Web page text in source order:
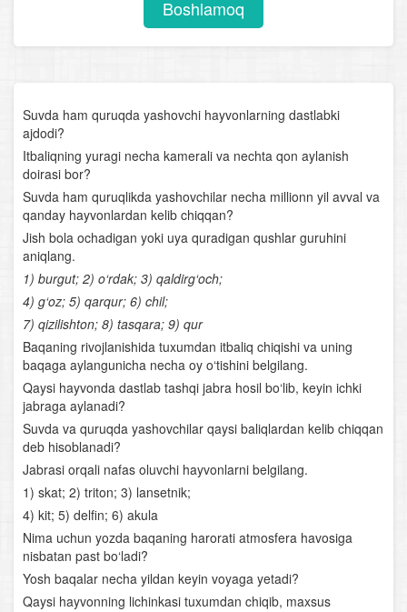
Qishloq xo‘jalik o‘simliklari
O‘zbekiston o‘simlik boyligi
O‘simlik dunyosining muhofazasi
O‘simliklar evolyutsiyasi
Boshoyoqli mollyuskalar
Bo‘g‘imoyoqlilar tipi
Foydali hasharotlar
Xordalilar tipi
Lantsetnik
Umurtqasiz va umurtqalilar (xordalilar) ning qon
aylanish sistemasi
Nerv sistemasi va sezgi organlari
Baliqlar sinfi
Baliqlarning ko‘payishi
Boshlamoq
Suvda ham quruqda yashovchi hayvonlarning dastlabki
ajdodi?
Itbaliqning yuragi necha kamerali va nechta qon aylanish
doirasi bor?
Suvda ham quruqlikda yashovchilar necha millionn yil avval va
qanday hayvonlardan kelib chiqqan?
Jish bola ochadigan yoki uya quradigan qushlar guruhini
aniqlang.
1) burgut; 2) o‘rdak; 3) qaldirg‘och;
4) g‘oz; 5) qarqur; 6) chil;
7) qizilishton; 8) tasqara; 9) qur
Baqaning rivojlanishida tuxumdan itbaliq chiqishi va uning
baqaga aylangunicha necha oy o‘tishini belgilang.
Qaysi hayvonda dastlab tashqi jabra hosil bo‘lib, keyin ichki
jabraga aylanadi?
Suvda va quruqda yashovchilar qaysi baliqlardan kelib chiqqan
deb hisoblanadi?
Jabrasi orqali nafas oluvchi hayvonlarni belgilang.
1) skat; 2) triton; 3) lansetnik;
4) kit; 5) delfin; 6) akula
Nima uchun yozda baqaning harorati atmosfera havosiga
nisbatan past bo‘ladi?
Yosh baqalar necha yildan keyin voyaga yetadi?
Qaysi hayvonning lichinkasi tuxumdan chiqib, maxsus